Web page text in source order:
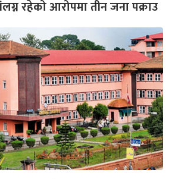
रहेको आरोपमा तीन जना पक्राउ